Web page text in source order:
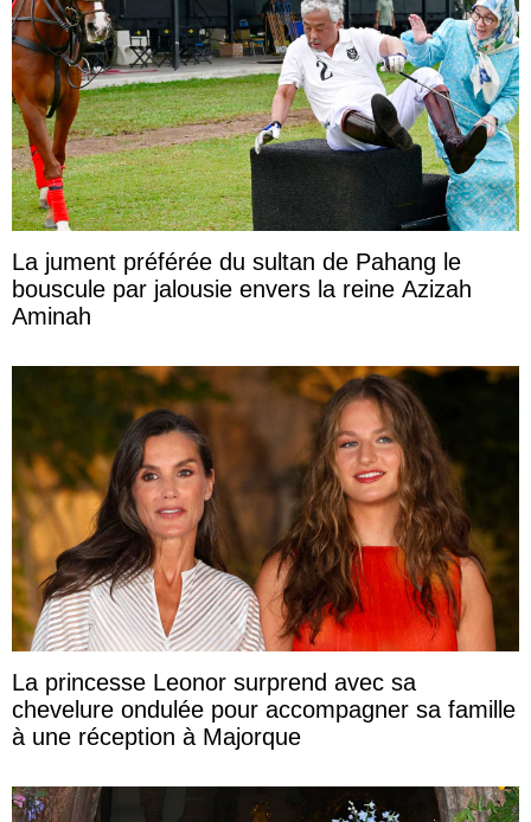
La jument préférée du sultan de Pahang le
bouscule par jalousie envers la reine Azizah
Aminah
La princesse Leonor surprend avec sa
chevelure ondulée pour accompagner sa famille
à une réception à Majorque